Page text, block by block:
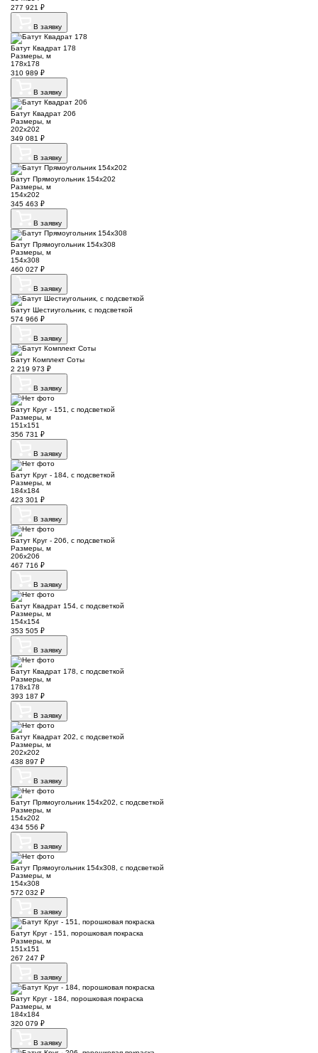
277 921 ₽
В заявку
Батут Квадрат 178
Размеры, м
178х178
310 989 ₽
В заявку
Батут Квадрат 206
Размеры, м
202х202
349 081 ₽
В заявку
Батут Прямоугольник 154х202
Размеры, м
154х202
345 463 ₽
В заявку
Батут Прямоугольник 154х308
Размеры, м
154х308
460 027 ₽
В заявку
Батут Шестиугольник, с подсветкой
574 966 ₽
В заявку
Батут Комплект Соты
2 219 973 ₽
В заявку
Батут Круг - 151, с подсветкой
Размеры, м
151х151
356 731 ₽
В заявку
Батут Круг - 184, с подсветкой
Размеры, м
184х184
423 301 ₽
В заявку
Батут Круг - 206, с подсветкой
Размеры, м
206х206
467 716 ₽
В заявку
Батут Квадрат 154, с подсветкой
Размеры, м
154х154
353 505 ₽
В заявку
Батут Квадрат 178, с подсветкой
Размеры, м
178х178
393 187 ₽
В заявку
Батут Квадрат 202, с подсветкой
Размеры, м
202х202
438 897 ₽
В заявку
Батут Прямоугольник 154х202, с подсветкой
Размеры, м
154х202
434 556 ₽
В заявку
Батут Прямоугольник 154х308, с подсветкой
Размеры, м
154х308
572 032 ₽
В заявку
Батут Круг - 151, порошковая покраска
Размеры, м
151х151
267 247 ₽
В заявку
Батут Круг - 184, порошковая покраска
Размеры, м
184х184
320 079 ₽
В заявку